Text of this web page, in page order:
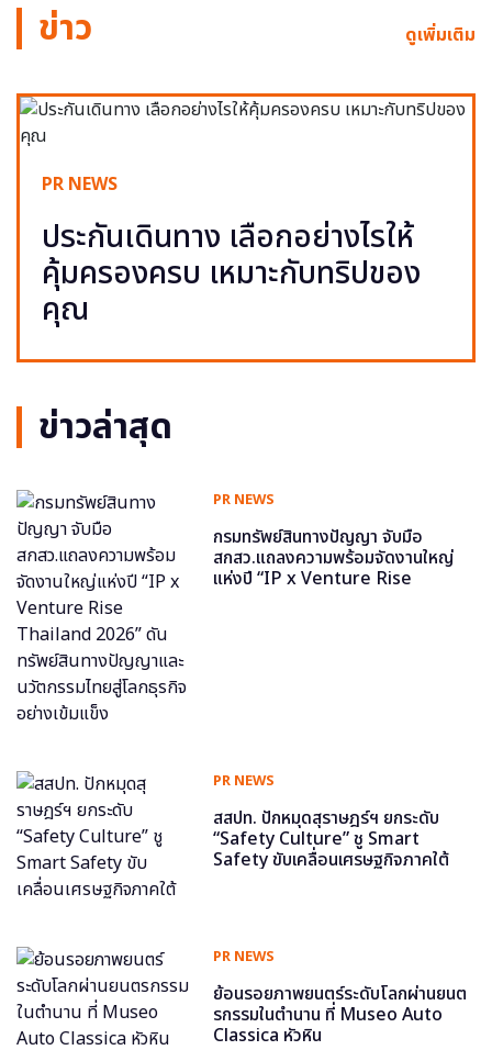
ข่าว ดูเพิ่มเติม
PR NEWS
ประกันเดินทาง เลือกอย่างไรให้
คุ้มครองครบ เหมาะกับทริปของ
คุณ
ข่าวล่าสุด
PR NEWS
กรมทรัพย์สินทางปัญญา จับมือ
สกสว.แถลงความพร้อมจัดงานใหญ่
แห่งปี “IP x Venture Rise
PR NEWS
สสปท. ปักหมุดสุราษฎร์ฯ ยกระดับ
“Safety Culture” ชู Smart
Safety ขับเคลื่อนเศรษฐกิจภาคใต้
PR NEWS
ย้อนรอยภาพยนตร์ระดับโลกผ่านยนต
รกรรมในตำนาน ที่ Museo Auto
Classica หัวหิน